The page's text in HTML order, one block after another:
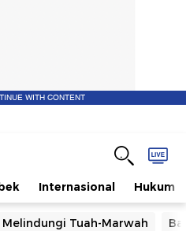
WITH CONTENT
Internasional Hukum
Melindungi Tuah-Marwah